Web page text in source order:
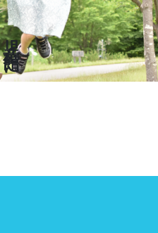
児童館に